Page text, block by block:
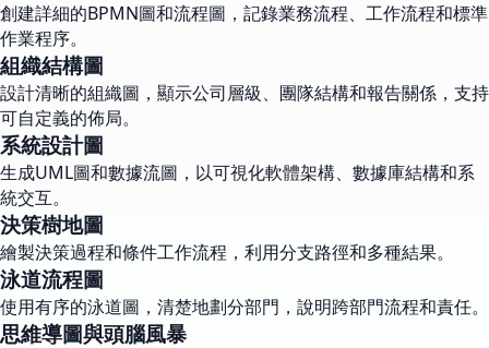
創建詳細的BPMN圖和流程圖，記錄業務流程、工作流程和標準
作業程序。
組織結構圖
設計清晰的組織圖，顯示公司層級、團隊結構和報告關係，支持
可自定義的佈局。
系統設計圖
生成UML圖和數據流圖，以可視化軟體架構、數據庫結構和系
統交互。
決策樹地圖
繪製決策過程和條件工作流程，利用分支路徑和多種結果。
泳道流程圖
使用有序的泳道圖，清楚地劃分部門，說明跨部門流程和責任。
思維導圖與頭腦風暴